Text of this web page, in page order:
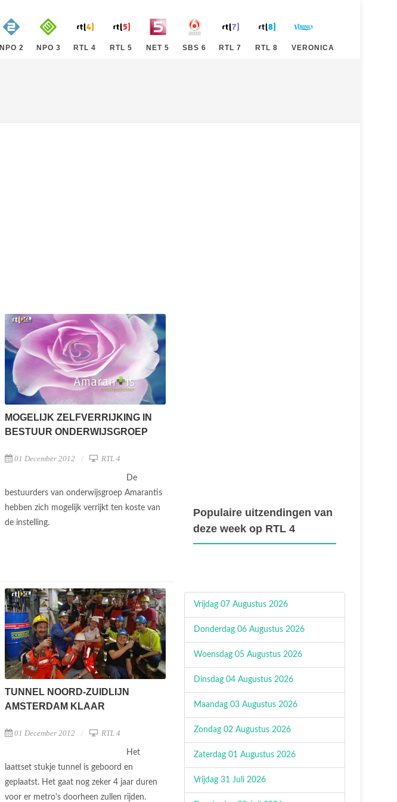
NPO 2 NPO 3 RTL 4 RTL 5 NET 5 SBS 6 RTL 7 RTL 8 VERONICA
MOGELIJK ZELFVERRIJKING IN
BESTUUR ONDERWIJSGROEP
01 December 2012 RTL 4
De
bestuurders van onderwijsgroep Amarantis
hebben zich mogelijk verrijkt ten koste van
de instelling.
TUNNEL NOORD-ZUIDLIJN
AMSTERDAM KLAAR
01 December 2012 RTL 4
Het
laattset stukje tunnel is geboord en
geplaatst. Het gaat nog zeker 4 jaar duren
voor er metro's doorheen zullen rijden.
Populaire uitzendingen van
deze week op RTL 4
Vrijdag 07 Augustus 2026
Donderdag 06 Augustus 2026
Woensdag 05 Augustus 2026
Dinsdag 04 Augustus 2026
Maandag 03 Augustus 2026
Zondag 02 Augustus 2026
Zaterdag 01 Augustus 2026
Vrijdag 31 Juli 2026